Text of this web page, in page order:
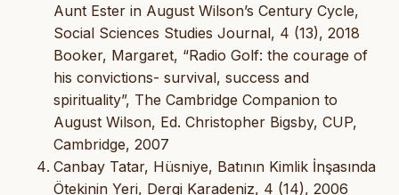
Aunt Ester in August Wilson’s Century Cycle,
Social Sciences Studies Journal, 4 (13), 2018
Booker, Margaret, “Radio Golf: the courage of
his convictions- survival, success and
spirituality”, The Cambridge Companion to
August Wilson, Ed. Christopher Bigsby, CUP,
Cambridge, 2007
Canbay Tatar, Hüsniye, Batının Kimlik İnşasında
Ötekinin Yeri, Dergi Karadeniz, 4 (14), 2006